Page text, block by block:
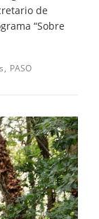
de
“Sobre
PASO